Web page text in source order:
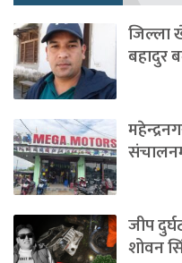
जिल्ला
बहादुर
जीप
शोवन